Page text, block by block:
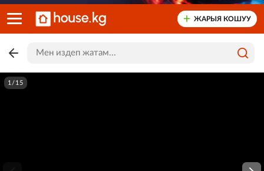
ЖАРЫЯ КОШУУ
1/15